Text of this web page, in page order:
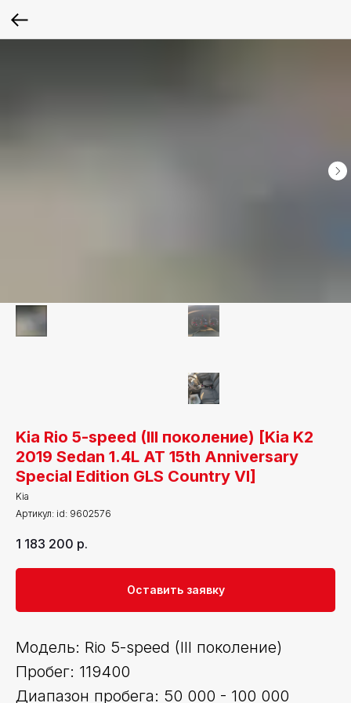
Kia Rio 5-speed (III поколение) [Kia K2
2019 Sedan 1.4L AT 15th Anniversary
Special Edition GLS Country VI]
Kia
Артикул: id: 9602576
1 183 200 р.
Оставить заявку
Модель: Rio 5-speed (III поколение)
Пробег: 119400
Диапазон пробега: 50 000 - 100 000